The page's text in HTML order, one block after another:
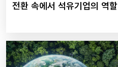
전환 속에서 석유기업의 역할